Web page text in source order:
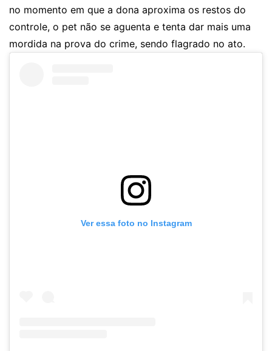
no momento em que a dona aproxima os restos do
controle, o pet não se aguenta e tenta dar mais uma
mordida na prova do crime, sendo flagrado no ato.
Ver essa foto no Instagram